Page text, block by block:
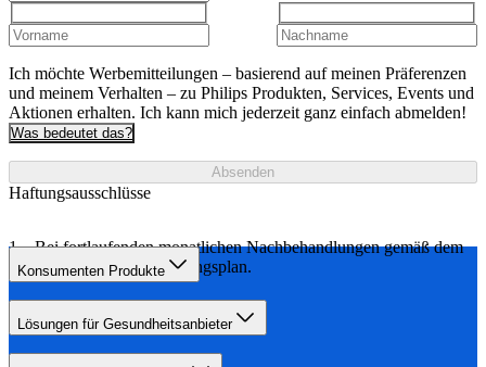
Ich möchte Werbemitteilungen – basierend auf meinen Präferenzen
und meinem Verhalten – zu Philips Produkten, Services, Events und
Aktionen erhalten. Ich kann mich jederzeit ganz einfach abmelden!
Was bedeutet das?
Absenden
Haftungsausschlüsse
Bei fortlaufenden monatlichen Nachbehandlungen gemäß dem
empfohlenen Behandlungsplan.
Konsumenten Produkte
Lösungen für Gesundheitsanbieter